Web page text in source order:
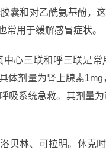
囊和对乙酰氨基酚，
常用于缓解感冒症状。
心三联和呼三联是
体剂量为肾上腺素
吸系统急救。其剂量
贝林、可拉明。休克